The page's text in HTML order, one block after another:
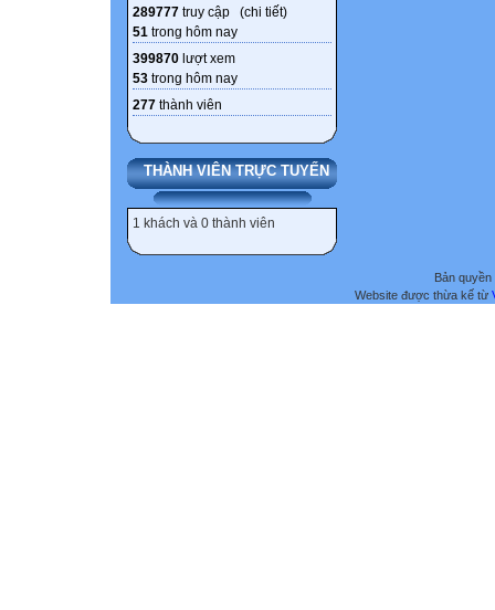
289777 truy cập (chi tiết)
51 trong hôm nay
399870 lượt xem
53 trong hôm nay
277 thành viên
THÀNH VIÊN TRỰC TUYẾN
1 khách và 0 thành viên
Bản
Website được thừa kế từ